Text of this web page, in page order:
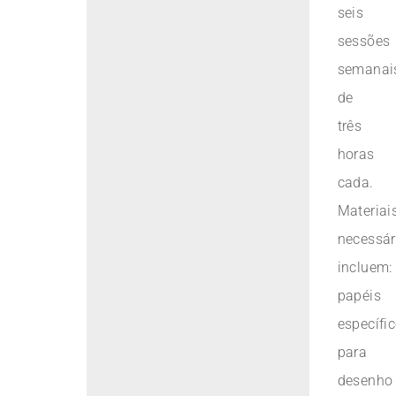
seis
sessões
de
três
horas
cada.
incluem:
papéis
para
desenho